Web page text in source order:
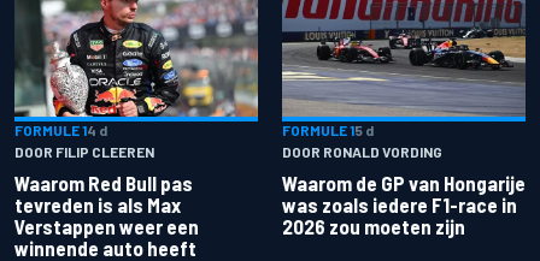
FORMULE 14 d
DOOR FILIP CLEEREN
Waarom Red Bull pas
tevreden is als Max
Verstappen weer een
winnende auto heeft
FORMULE 15 d
DOOR RONALD VORDING
Waarom de GP van Hongarije
was zoals iedere F1-race in
2026 zou moeten zijn